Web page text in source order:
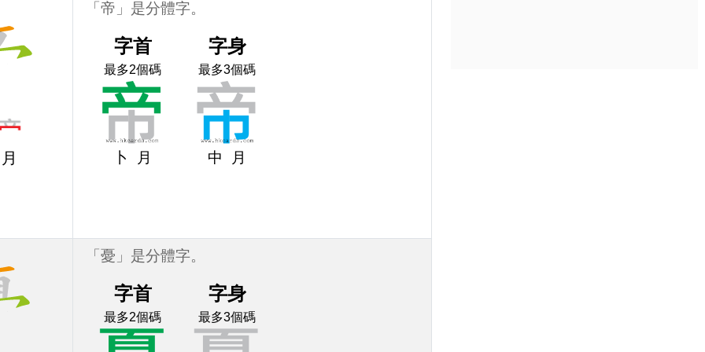
月
「帝」是分體字。
字首 字身
最多2個碼 最多3個碼
卜 月 中 月
「憂」是分體字。
字首 字身
最多2個碼 最多3個碼